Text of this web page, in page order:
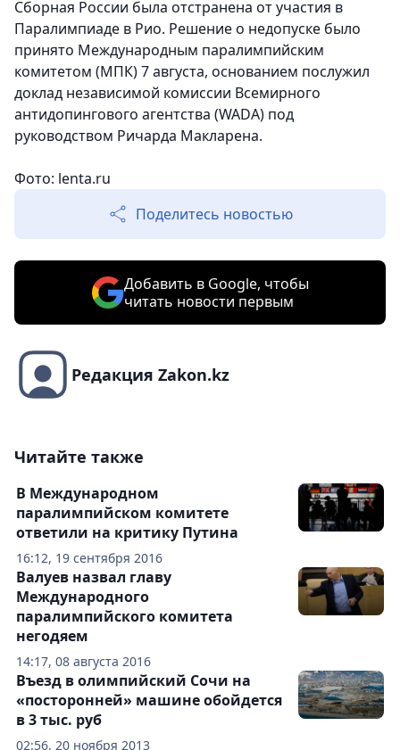
Сборная России была отстранена от участия в
Паралимпиаде в Рио. Решение о недопуске было
принято Международным паралимпийским
комитетом (МПК) 7 августа, основанием послужил
доклад независимой комиссии Всемирного
антидопингового агентства (WADA) под
руководством Ричарда Макларена.
Фото: lenta.ru
Поделитесь новостью
Добавить в Google, чтобы
читать новости первым
Редакция Zakon.kz
Читайте также
16:12, 19 сентября 2016
В Международном
паралимпийском комитете
ответили на критику Путина
14:17, 08 августа 2016
Валуев назвал главу
Международного
паралимпийского комитета
негодяем
02:56, 20 ноября 2013
Въезд в олимпийский Сочи на
«посторонней» машине обойдется
в 3 тыс. руб